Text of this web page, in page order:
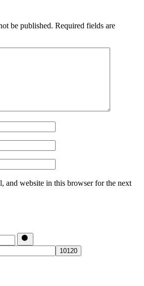
be published. Required fields are
and website in this browser for the next